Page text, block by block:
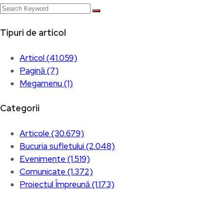
Tipuri de articol
Articol (41.059)
Pagină (7)
Megamenu (1)
Categorii
Articole (30.679)
Bucuria sufletului (2.048)
Evenimente (1.519)
Comunicate (1.372)
Proiectul Împreună (1.173)